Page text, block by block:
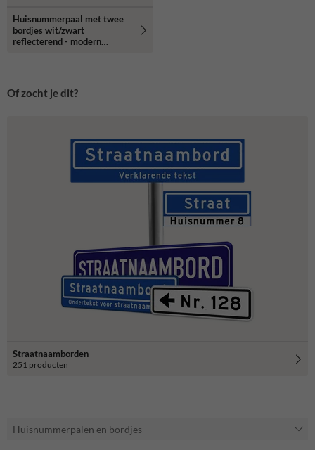
Huisnummerpaal met twee
bordjes wit/zwart
reflecterend - modern
Of zocht je dit?
Straatnaamborden
251 producten
Huisnummerpalen en bordjes